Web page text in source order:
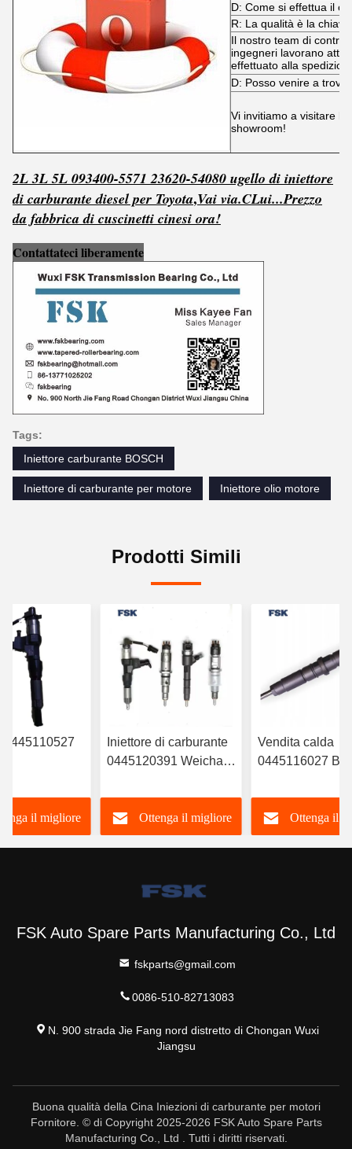
D: Come si effettua il
R: La qualità è la
Il nostro team di
ingegneri lavorano
effettuato alla
D: Posso venire a
Vi invitiamo a visitare
showroom!
2L 3L 5L 093400-5571 23620-54080 ugello di iniettore
di carburante diesel per Toyota,Vai via.CLui...Prezzo
da fabbrica di cuscinetti cinesi ora!
Contattateci liberamente
Tags:
Iniettore carburante BOSCH
Iniettore di carburante per motore Iniettore olio motore
Prodotti Simili
0445110527
di
Iniettore
il migliore
Iniettore di carburante
0445120391 Weichai
612630090055 FSKG
durevoleOttenga il migliore
Vendita calda
0445116027
6420701287 Per
Mercedes
A6420701287
Ottenga il
FSK Auto Spare Parts Manufacturing Co., Ltd
fskparts@gmail.com
0086-510-82713083
N. 900 strada Jie Fang nord distretto di Chongan Wuxi
Jiangsu
Buona qualità della Cina Iniezioni di carburante per motori
Fornitore. © di Copyright 2025-2026 FSK Auto Spare Parts
Manufacturing Co., Ltd . Tutti i diritti riservati.